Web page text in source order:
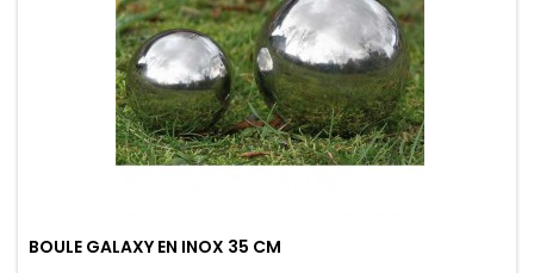
BOULE GALAXY EN INOX 35 CM